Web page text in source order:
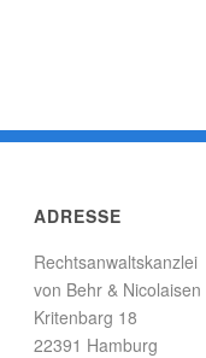
ADRESSE
Rechtsanwaltskanzlei
von Behr & Nicolaisen
Kritenbarg 18
22391 Hamburg